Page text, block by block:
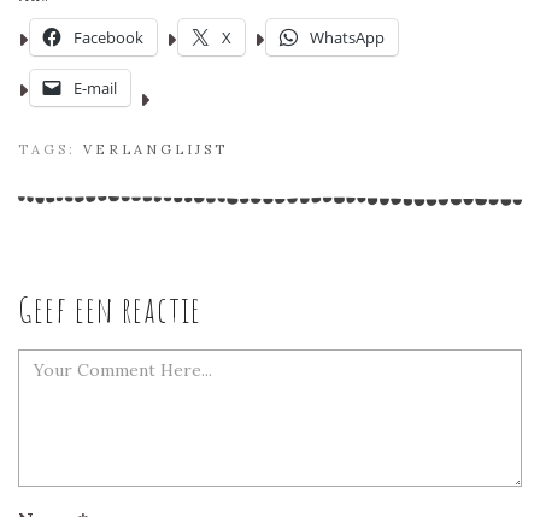
Facebook X WhatsApp
E-mail
TAGS: VERLANGLIJST
Geef een reactie